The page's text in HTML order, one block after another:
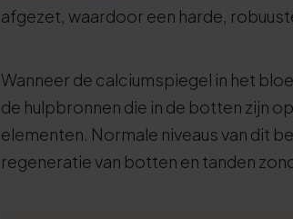
afgezet, waardoor een harde,
Wanneer de calciumspiegel in het
de hulpbronnen die in de botten zijn
elementen. Normale niveaus van dit
regeneratie van botten en tanden